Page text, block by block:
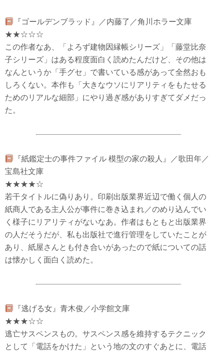
『ゴールデンブラッド』／内藤了／角川ホラー文庫
★★☆☆☆
この作者なあ、「よろず建物因縁帳シリーズ」「藤堂比奈
子シリーズ」はある程度面白く読めたんだけど、その他は
なんというか「手グセ」で書いている感があって全然おも
しろくない。本作も「大きなウソにリアリティをもたせる
ためのリアルな細部」にやり過ぎ感がありすぎてダメだっ
た。
『紙鑑定士の事件ファイル 模型の家の殺人』／歌田年／
宝島社文庫
★★★★☆
若干タイトルに偽りあり。印刷出版業界近辺で働く個人の
紙商人である主人公が事件に巻き込まれ／のめり込んでい
く様子にリアリティがないなあ。作者はもともと出版業界
の人だそうだが、私も出版社で進行管理をしていたことが
あり、紙屋さんとも付き合いがあったので紙についての話
は懐かしく面白く読めた。
『逃げる女』青木俊／小学館文庫
★★★☆☆
逃亡サスペンスもの。サスペンス感を維持するテクニック
として「電話をかけた」という地の文のすぐあとに、電話